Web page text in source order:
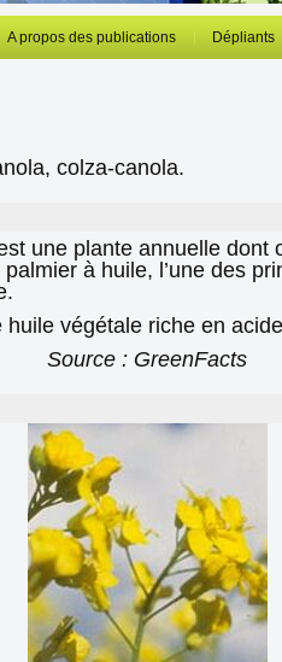
A propos des publications Dépliants
colza-canola.
une plante annuelle dont
à huile, l’une des
huile végétale riche en
Source : GreenFacts